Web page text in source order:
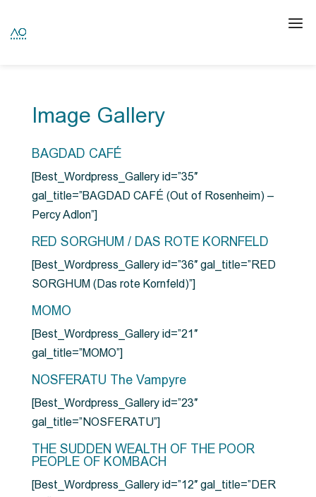
Image Gallery
BAGDAD CAFÉ
[Best_Wordpress_Gallery id=”35″
gal_title=”BAGDAD CAFÉ (Out of Rosenheim) –
Percy Adlon”]
RED SORGHUM / DAS ROTE KORNFELD
[Best_Wordpress_Gallery id=”36″ gal_title=”RED
SORGHUM (Das rote Kornfeld)”]
MOMO
[Best_Wordpress_Gallery id=”21″
gal_title=”MOMO”]
NOSFERATU The Vampyre
[Best_Wordpress_Gallery id=”23″
gal_title=”NOSFERATU”]
THE SUDDEN WEALTH OF THE POOR
PEOPLE OF KOMBACH
[Best_Wordpress_Gallery id=”12″ gal_title=”DER